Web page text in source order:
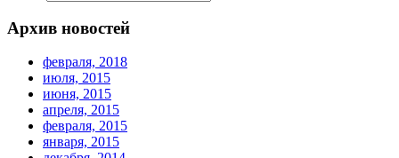
Архив новостей
февраля, 2018
июля, 2015
июня, 2015
апреля, 2015
февраля, 2015
января, 2015